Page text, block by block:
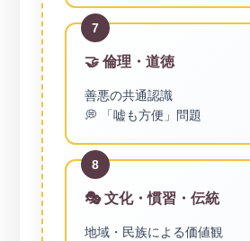
7
🤝 倫理・道徳
善悪の共通認識
💭 「嘘も方便」問題
8
🎭 文化・慣習・伝統
地域・民族による価値観